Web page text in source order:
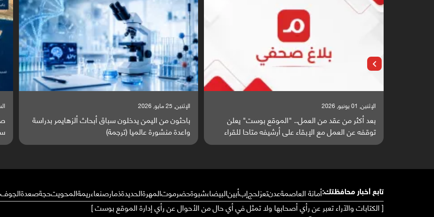
متاحا للقراء
الإثنين, 25 مايو, 2026
باحثون من اليمن يدخلون سباق أبحاث ألزهايمر بدراسة
واعدة منشورة عالميا (ترجمة)
السبت, 23 مايو, 2026
صراع دولي يتصاعد قرب اليمن والبحر الأحمر يتحول
ساحة مواجهة عالمية (ترجمة)
تابع أخبار محافظتك:أمانة العاصمةعدنتعزلحجإبأبينالبيضاءشبوةحضرموتالمهرةالحديدةذمارصنعاءريمةالمحويتحجةصعدةالجوف
[ الكتابات والآراء تعبر عن رأي أصحابها ولا تمثل في أي حال من الأحوال عن رأي إدارة الموقع بوست ]